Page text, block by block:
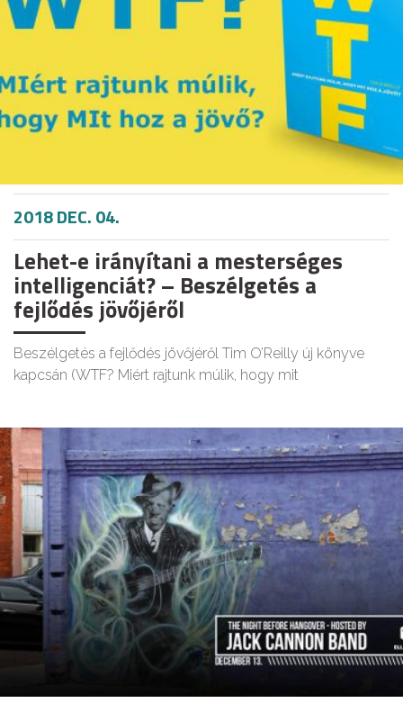
2018 DEC. 04.
Lehet-e irányítani a mesterséges
intelligenciát? – Beszélgetés a
fejlődés jövőjéről
Beszélgetés a fejlődés jövőjéről Tim O’Reilly új könyve
kapcsán (WTF? Miért rajtunk múlik, hogy mit